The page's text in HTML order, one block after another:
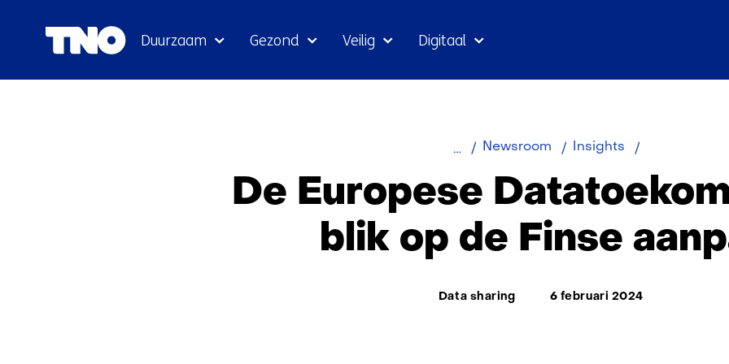
Duurzaam Gezond Veilig Digitaal
Newsroom Insights
Datatoekomst:
blik
Finse
De Europese
blik op de Finse
Thema:
Data sharing 6 februari 2024